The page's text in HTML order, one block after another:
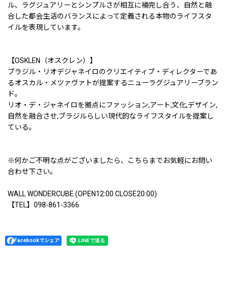
ル、ラグジュアリーとシンプルさが相互に補完し合う、自然と融
合した都会生活のバランスによって定義される本物のライフスタ
イルを表現しています。
【OSKLEN（オスクレン）】
ブラジル・リオデジャネイロのクリエイティブ・ディレクターであ
るオスカル・メツァヴァトが提案するニューラグジュアリーブラン
ド。
リオ・デ・ジャネイロを拠点にファッション,アート,文化,デザイン,
自然を融合させ,ブラジルらしい現代的なライフスタイルを提案し
ている。
※何かご不明な点がございましたら、こちらまでお気軽にお問い
合わせ下さい。
WALL WONDERCUBE (OPEN12:00 CLOSE20:00)
【TEL】098-861-3366
Facebookでシェア